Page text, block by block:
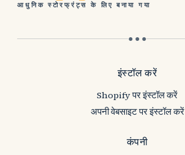
आधुनिक स्टोरफ्रंट्स के लिए बनाया गया
● ● ●
इंस्टॉल करें
Shopify पर इंस्टॉल करें
अपनी वेबसाइट पर इंस्टॉल करें
कंपनी